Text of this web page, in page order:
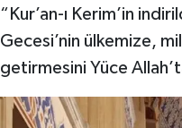
“Kur’an-ı Kerim’in
Gecesi’nin ülkemize,
getirmesini Yüce